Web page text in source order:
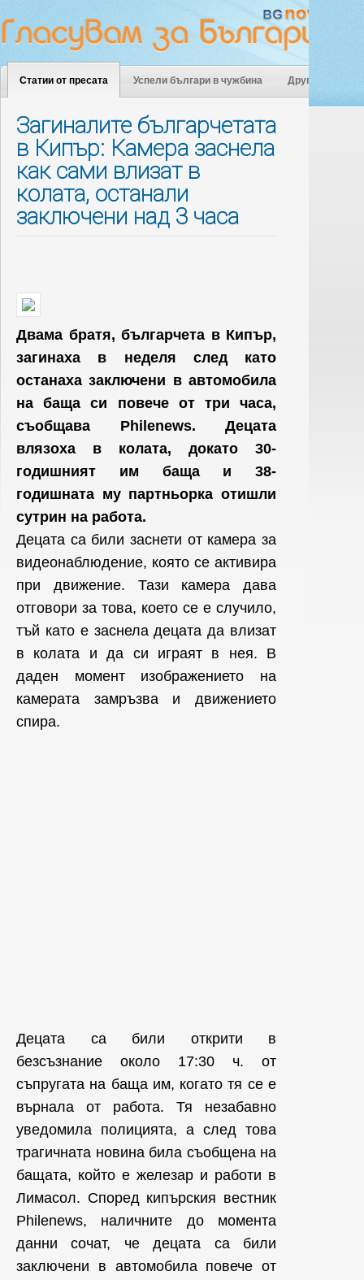
Статии от пресата Успели българи в чужбина Други
Загиналите българчетата
в Кипър: Камера заснела
как сами влизат в
колата, останали
заключени над 3 часа
Двама братя, българчета в Кипър,
загинаха в неделя след като
останаха заключени в автомобила
на баща си повече от три часа,
съобщава Philenews. Децата
влязоха в колата, докато 30-
годишният им баща и 38-
годишната му партньорка отишли
сутрин на работа.
Децата са били заснети от камера за
видеонаблюдение, която се активира
при движение. Тази камера дава
отговори за това, което се е случило,
тъй като е заснела децата да влизат
в колата и да си играят в нея. В
даден момент изображението на
камерата замръзва и движението
спира.
Децата са били открити в
безсъзнание около 17:30 ч. от
съпругата на баща им, когато тя се е
върнала от работа. Тя незабавно
уведомила полицията, а след това
трагичната новина била съобщена на
бащата, който е железар и работи в
Лимасол. Според кипърския вестник
Philenews, наличните до момента
данни сочат, че децата са били
заключени в автомобила повече от